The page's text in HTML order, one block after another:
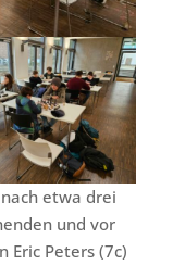
etwa drei
und vor
Eric Peters (7c)